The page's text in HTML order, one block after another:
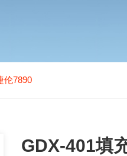
伦7890
GDX-401填